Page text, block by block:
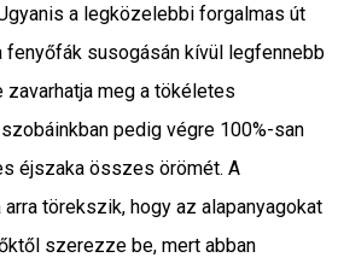
a legközelebbi forgalmas út
fenyőfák susogásán kívül legfennebb
meg a tökéletes
pedig végre 100%-san
éjszaka összes örömét. A
törekszik, hogy az alapanyagokat
szerezze be, mert abban